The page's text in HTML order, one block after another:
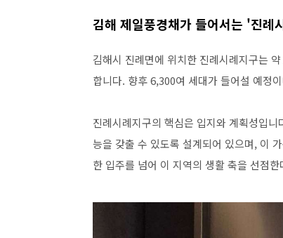
김해 제일풍경채가 들어서는 '진례
김해시 진례면에 위치한 진례시례지구는
합니다. 향후 6,300여 세대가 들어설 예정
진례시례지구의 핵심은 입지와 계획성입
능을 갖출 수 있도록 설계되어 있으며, 이
한 입주를 넘어 이 지역의 생활 축을 선점